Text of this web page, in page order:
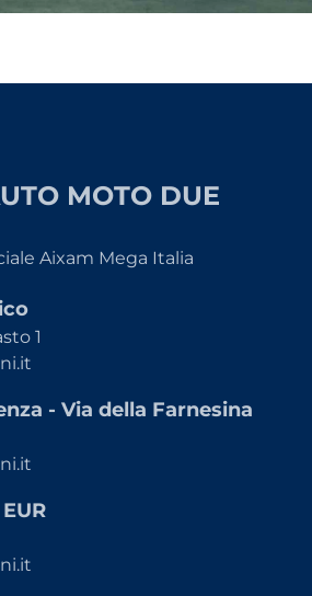
MOTO DUE
Aixam Mega Italia
1
- Via della Farnesina